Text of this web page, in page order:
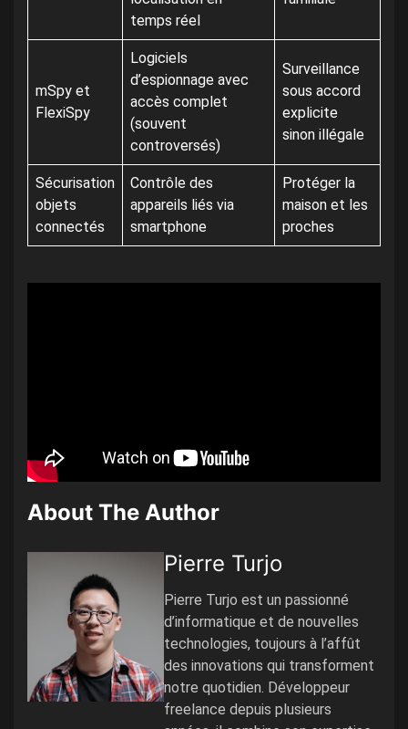
temps réel
mSpy et
FlexiSpy
Logiciels
d’espionnage avec
accès complet
(souvent
controversés)
Surveillance
sous accord
explicite
sinon illégale
Sécurisation
objets
connectés
Contrôle des
appareils liés via
smartphone
Protéger la
maison et les
proches
About The Author
Pierre Turjo
Pierre Turjo est un passionné
d’informatique et de nouvelles
technologies, toujours à l’affût
des innovations qui transforment
notre quotidien. Développeur
freelance depuis plusieurs